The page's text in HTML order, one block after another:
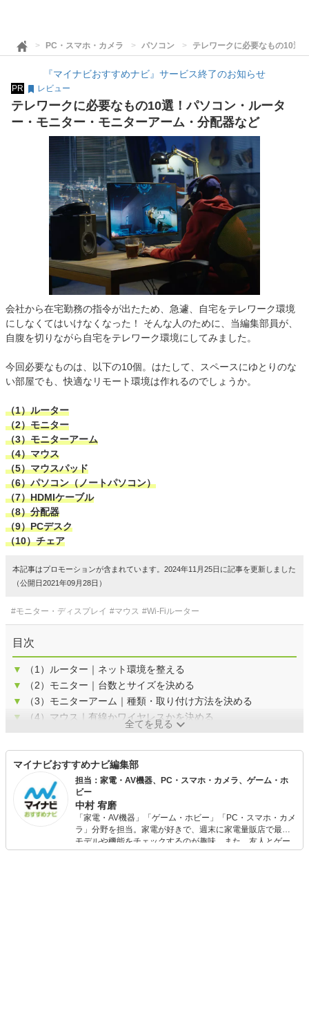
PC・スマホ・カメラ パソコン テレワークに必要なもの10選
『マイナビおすすめナビ』サービス終了のお知らせ
PR レビュー
テレワークに必要なもの10選！パソコン・ルータ
ー・モニター・モニターアーム・分配器など
会社から在宅勤務の指令が出たため、急遽、自宅をテレワーク環境
にしなくてはいけなくなった！ そんな人のために、当編集部員が、
自腹を切りながら自宅をテレワーク環境にしてみました。
今回必要なものは、以下の10個。はたして、スペースにゆとりのな
い部屋でも、快適なリモート環境は作れるのでしょうか。
（1）ルーター
（2）モニター
（3）モニターアーム
（4）マウス
（5）マウスパッド
（6）パソコン（ノートパソコン）
（7）HDMIケーブル
（8）分配器
（9）PCデスク
（10）チェア
本記事はプロモーションが含まれています。2024年11月25日に記事を更新しました
（公開日2021年09月28日）
#モニター・ディスプレイ #マウス #Wi-Fiルーター
目次
▼
（1）ルーター｜ネット環境を整える
▼
（2）モニター｜台数とサイズを決める
▼
（3）モニターアーム｜種類・取り付け方法を決める
▼
（4）マウス｜有線かワイヤレスかを決める
全てを見る
マイナビおすすめナビ編集部
担当：家電・AV機器、PC・スマホ・カメラ、ゲーム・ホ
ビー
中村 宥磨
「家電・AV機器」「ゲーム・ホビー」「PC・スマホ・カメ
ラ」分野を担当。家電が好きで、週末に家電量販店で最新
モデルや機能をチェックするのが趣味。また、友人とゲー
ムを楽しみながら、新作タイトルやイベント情報もいち早